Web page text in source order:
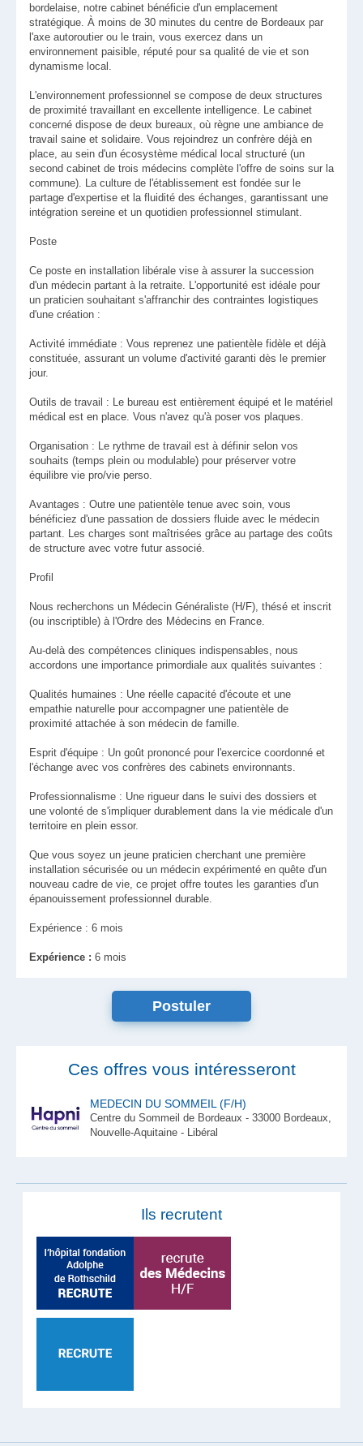
bordelaise, notre cabinet bénéficie d'un emplacement
stratégique. À moins de 30 minutes du centre de Bordeaux par
l'axe autoroutier ou le train, vous exercez dans un
environnement paisible, réputé pour sa qualité de vie et son
dynamisme local.
L'environnement professionnel se compose de deux structures
de proximité travaillant en excellente intelligence. Le cabinet
concerné dispose de deux bureaux, où règne une ambiance de
travail saine et solidaire. Vous rejoindrez un confrère déjà en
place, au sein d'un écosystème médical local structuré (un
second cabinet de trois médecins complète l'offre de soins sur la
commune). La culture de l'établissement est fondée sur le
partage d'expertise et la fluidité des échanges, garantissant une
intégration sereine et un quotidien professionnel stimulant.
Poste
Ce poste en installation libérale vise à assurer la succession
d'un médecin partant à la retraite. L'opportunité est idéale pour
un praticien souhaitant s'affranchir des contraintes logistiques
d'une création :
Activité immédiate : Vous reprenez une patientèle fidèle et déjà
constituée, assurant un volume d'activité garanti dès le premier
jour.
Outils de travail : Le bureau est entièrement équipé et le matériel
médical est en place. Vous n'avez qu'à poser vos plaques.
Organisation : Le rythme de travail est à définir selon vos
souhaits (temps plein ou modulable) pour préserver votre
équilibre vie pro/vie perso.
Avantages : Outre une patientèle tenue avec soin, vous
bénéficiez d'une passation de dossiers fluide avec le médecin
partant. Les charges sont maîtrisées grâce au partage des coûts
de structure avec votre futur associé.
Profil
Nous recherchons un Médecin Généraliste (H/F), thésé et inscrit
(ou inscriptible) à l'Ordre des Médecins en France.
Au-delà des compétences cliniques indispensables, nous
accordons une importance primordiale aux qualités suivantes :
Qualités humaines : Une réelle capacité d'écoute et une
empathie naturelle pour accompagner une patientèle de
proximité attachée à son médecin de famille.
Esprit d'équipe : Un goût prononcé pour l'exercice coordonné et
l'échange avec vos confrères des cabinets environnants.
Professionnalisme : Une rigueur dans le suivi des dossiers et
une volonté de s'impliquer durablement dans la vie médicale d'un
territoire en plein essor.
Que vous soyez un jeune praticien cherchant une première
installation sécurisée ou un médecin expérimenté en quête d'un
nouveau cadre de vie, ce projet offre toutes les garanties d'un
épanouissement professionnel durable.
Expérience : 6 mois
Expérience : 6 mois
Ces offres vous intéresseront
MEDECIN DU SOMMEIL (F/H)
Centre du Sommeil de Bordeaux - 33000 Bordeaux,
Nouvelle-Aquitaine - Libéral
Ils recrutent